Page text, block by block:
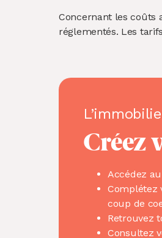
Concernant les coûts
réglementés. Les
Créez
Accédez au
Complétez
coup de
Retrouvez
Consultez